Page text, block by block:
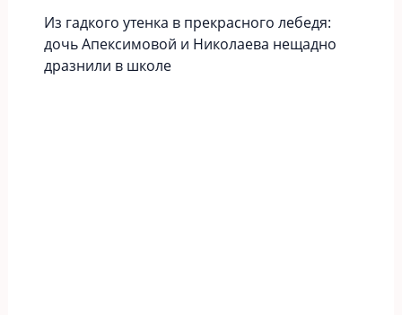
Из гадкого утенка в прекрасного лебедя:
дочь Апексимовой и Николаева нещадно
дразнили в школе